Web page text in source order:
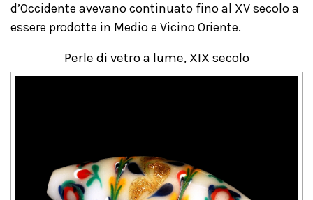
d’Occidente avevano continuato fino al XV secolo a
essere prodotte in Medio e Vicino Oriente.
Perle di vetro a lume, XIX secolo